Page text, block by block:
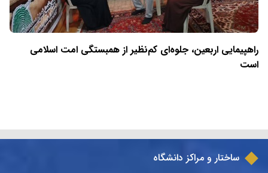
راهپیمایی اربعین، جلوه‌ای کم‌نظیر از همبستگی امت اسلامی
است
ساختار و مراکز دانشگاه